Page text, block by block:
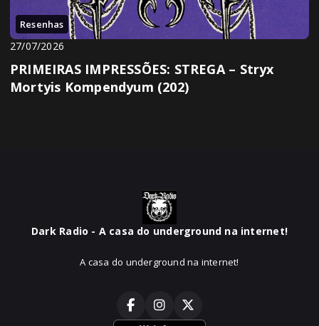
Resenhas
27/07/2026
PRIMEIRAS IMPRESSÕES: STREGA – Stryx
Mortyis Kompendyum (202)
Dark Radio - A casa do underground na internet!
A casa do underground na internet!